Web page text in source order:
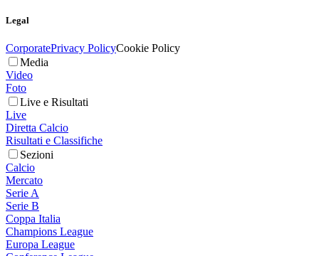
Legal
CorporatePrivacy PolicyCookie Policy
Media
Video
Foto
Live e Risultati
Live
Diretta Calcio
Risultati e Classifiche
Sezioni
Calcio
Mercato
Serie A
Serie B
Coppa Italia
Champions League
Europa League